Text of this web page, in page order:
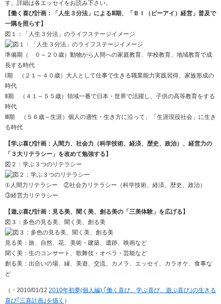
す。詳細は各エッセイをお読み下さい。
【働く喜び計画：「人生３分法」によるⅢ期、「ＢＩ（ビーアイ）経営」普及で
一隅を照らす】
図１：「人生３分法」のライフステージイメージ
準備期（ ０～２０歳）動物から人間への家庭教育、学校教育、地域教育で成
長する時代
Ⅰ期 （２１～４０歳）大人として仕事で生きる職業能力実践習得、家族形成の
時代
Ⅱ期 （４１～５５歳）領域一番で日本・世界で活躍し、子供の高等教育をする
時代
Ⅲ期 （５６歳～生涯）個人の適性・生き方に沿って、「生涯現役社会」に生き
る時代
【学ぶ喜び計画：人間力、社会力（科学技術、経済、歴史、政治）、経営力の
「３大リテラシー」を改めて勉強する】
図２：学ぶ３つのリテラシー
①人間力リテラシー ②社会力リテラシー（科学技術、経済、歴史、政治）
③経営力リテラシー
【遊ぶ喜び計画：見る美、聞く美、創る美の「三美体験」を広げる】
図３：多色の見る美、聞く美、創る美
見る美：旅、自然、花、美術・建築、遺跡、映画など
聞く美：生のコンサート、歌舞伎・オペラ・芸能など
創る美：出合いの場、縁、美遊、交流、カメラ、エッセイ、カラオケ、食事な
ど
（・2010/01/12 2010年初夢(個人編):｢働く喜び、学ぶ喜び、遊ぶ喜び｣の生きる
喜び｢三喜計画｣を描く ）